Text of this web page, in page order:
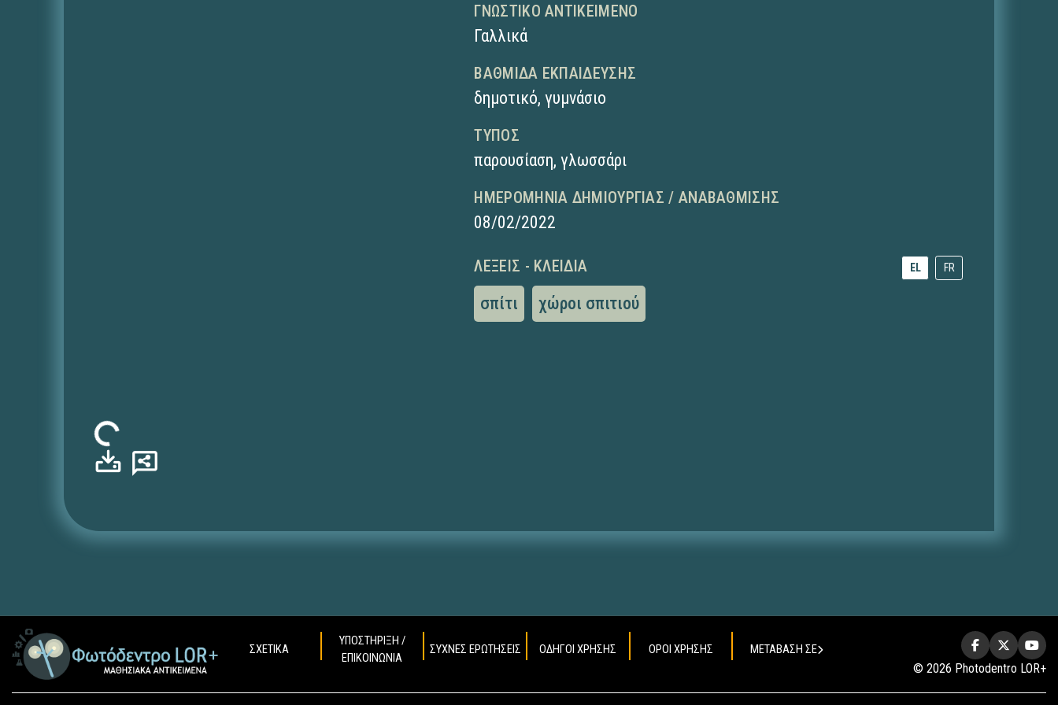
Φόρτωση...
ΓΝΩΣΤΙΚΌ ΑΝΤΙΚΕΊΜΕΝΟ
Γαλλικά
ΒΑΘΜΊΔΑ ΕΚΠΑΊΔΕΥΣΗΣ
δημοτικό,γυμνάσιο
ΤΎΠΟΣ
παρουσίαση,γλωσσάρι
ΗΜΕΡΟΜΗΝΊΑ ΔΗΜΙΟΥΡΓΊΑΣ / ΑΝΑΒΆΘΜΙΣΗΣ
08/02/2022
ΛΈΞΕΙΣ - ΚΛΕΙΔΙΆ EL FR
σπίτι χώροι σπιτιού
ΣΧΕΤΙΚΑ
ΥΠΟΣΤΗΡΙΞΗ /
ΕΠΙΚΟΙΝΩΝΙΑ
ΣΥΧΝΕΣ ΕΡΩΤΗΣΕΙΣ ΟΔΗΓΟΙ ΧΡΗΣΗΣ ΟΡΟΙ ΧΡΗΣΗΣ ΜΕΤΑΒΑΣΗ ΣΕ
© 2026 Photodentro LOR+